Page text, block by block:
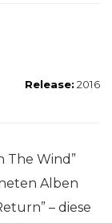
Release: 2016
The Wind”
Alben
– diese